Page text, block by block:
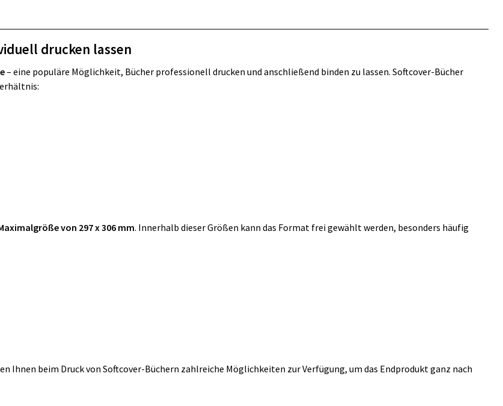
drucken lassen
– eine populäre Möglichkeit, Bücher professionell drucken und anschließend binden zu lassen. Softcover-Bücher
von 297 x 306 mm. Innerhalb dieser Größen kann das Format frei gewählt werden, besonders häufig
Ihnen beim Druck von Softcover-Büchern zahlreiche Möglichkeiten zur Verfügung, um das Endprodukt ganz nach